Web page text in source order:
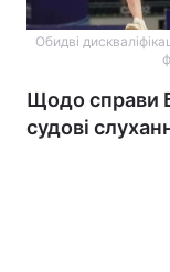
Обидві
Щодо справи
судові